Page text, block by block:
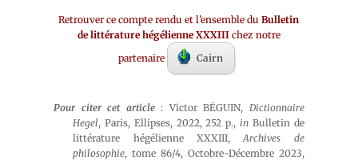
Retrouver ce compte rendu et l’ensemble duBulletin
de littérature hégélienne XXXIII chez notre
partenaire
Cairn
Pour citer cet article: Victor BÉGUIN, Dictionnaire
Hegel, Paris, Ellipses, 2022, 252 p.,in Bulletin de
littérature hégélienne XXXIII,Archives de
philosophie, tome 86/4, Octobre-Décembre 2023,